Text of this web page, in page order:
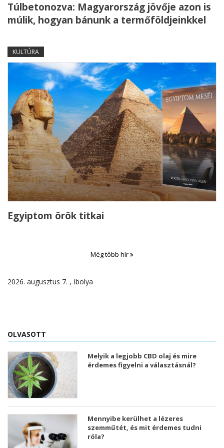
Túlbetonozva: Magyarország jövője azon is
múlik, hogyan bánunk a termőföldjeinkkel
KULTÚRA
Egyiptom örök titkai
Még több hír
2026. augusztus 7. , Ibolya
OLVASOTT
Melyik a legjobb CBD olaj és mire
érdemes figyelni a választásnál?
Mennyibe kerülhet a lézeres
szemműtét, és mit érdemes tudni
róla?